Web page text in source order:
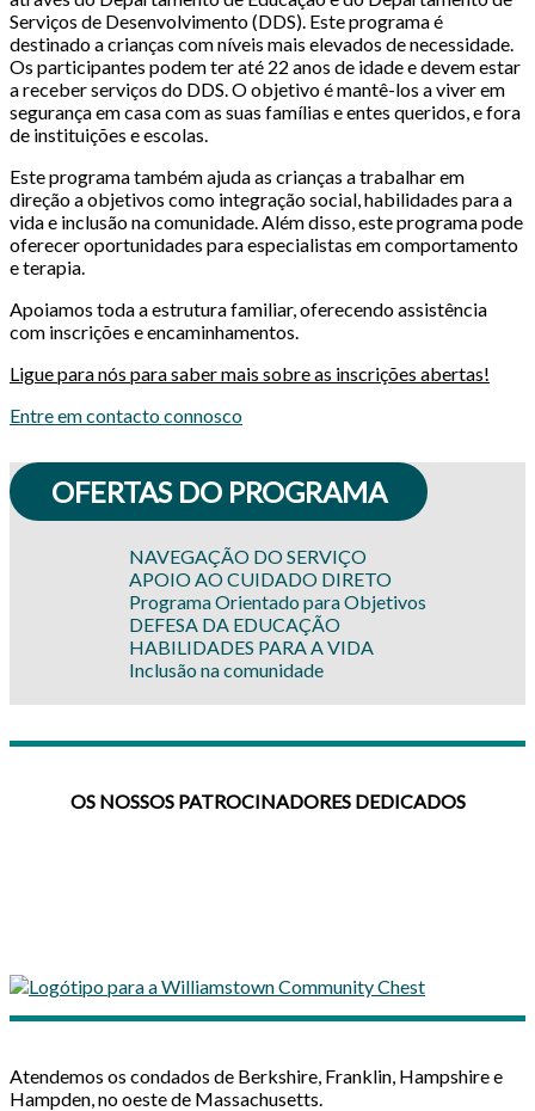
Serviços de Desenvolvimento (DDS). Este programa é
destinado a crianças com níveis mais elevados de necessidade.
Os participantes podem ter até 22 anos de idade e devem estar
a receber serviços do DDS. O objetivo é mantê-los a viver em
segurança em casa com as suas famílias e entes queridos, e fora
de instituições e escolas.
Este programa também ajuda as crianças a trabalhar em
direção a objetivos como integração social, habilidades para a
vida e inclusão na comunidade. Além disso, este programa pode
oferecer oportunidades para especialistas em comportamento
e terapia.
Apoiamos toda a estrutura familiar, oferecendo assistência
com inscrições e encaminhamentos.
Ligue para nós para saber mais sobre as inscrições abertas!
Entre em contacto connosco
OFERTAS DO PROGRAMA
NAVEGAÇÃO DO SERVIÇO
APOIO AO CUIDADO DIRETO
Programa Orientado para Objetivos
DEFESA DA EDUCAÇÃO
HABILIDADES PARA A VIDA
Inclusão na comunidade
OS NOSSOS PATROCINADORES DEDICADOS
Atendemos os condados de Berkshire, Franklin, Hampshire e
Hampden, no oeste de Massachusetts.